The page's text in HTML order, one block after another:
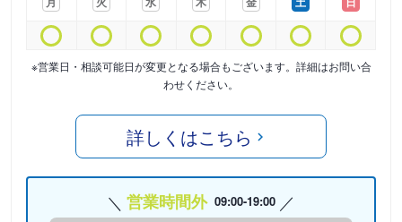
※営業日・相談可能日が変更となる場合もございます。詳細はお問い合
わせください。
詳しくはこちら
営業時間外 09:00-19:00